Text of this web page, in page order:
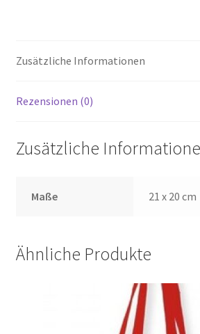
Zusätzliche Informationen
Rezensionen (0)
Zusätzliche
Maße 21 x 20 cm
Ähnliche Produkte